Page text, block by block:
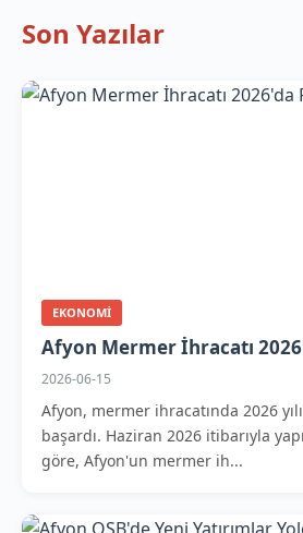
Son Yazılar
EKONOMI
Afyon Mermer İhracatı
2026-06-15
Afyon, mermer ihracatında 2026
başardı. Haziran 2026 itibarıyla
göre, Afyon'un mermer ih...